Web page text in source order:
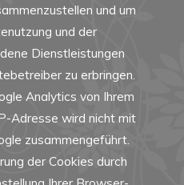
und um
und der
Dienstleistungen
zu erbringen.
Analytics von Ihrem
Adresse wird nicht mit
zusammengeführt.
der Cookies durch